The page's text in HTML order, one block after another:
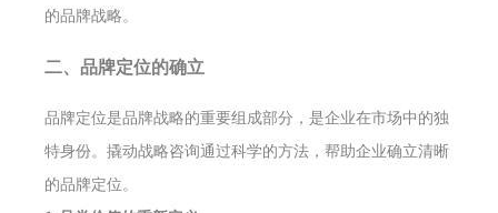
的品牌战略。
二、品牌定位的确立
品牌定位是品牌战略的重要组成部分，是企业在市场中的独
特身份。撬动战略咨询通过科学的方法，帮助企业确立清晰
的品牌定位。